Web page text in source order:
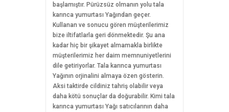
başlamıştır. Pürüzsüz olmanın yolu tala
karınca yumurtası Yağından geçer.
Kullanan ve sonucu gören müşterilerimiz
bize iltifatlarla geri dönmektedir. Şu ana
kadar hiç bir şikayet almamakla birlikte
müşterilerimiz her daim memnuniyetlerini
dile getiriyorlar. Tala karınca yumurtası
Yağının orjinalini almaya özen gösterin.
Aksi taktirde cildiniz tahriş olabilir veya
daha kötü sonuçlar da doğurabilir. Kimi tala
karınca yumurtası Yağı satıcılarının daha